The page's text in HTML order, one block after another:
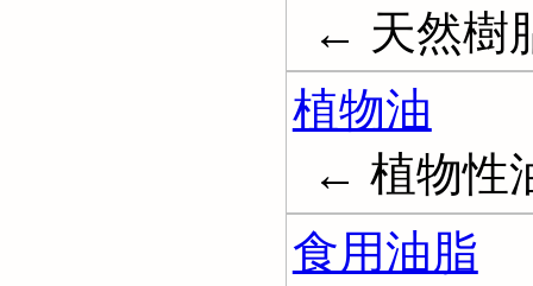
← 天然樹
植物油
← 植物性
食用油脂